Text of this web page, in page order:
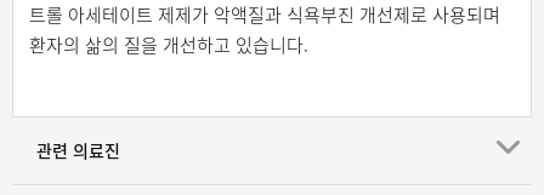
트롤 아세테이트 제제가 악액질과 식욕부진 개선제로 사용되며
환자의 삶의 질을 개선하고 있습니다.
관련 의료진